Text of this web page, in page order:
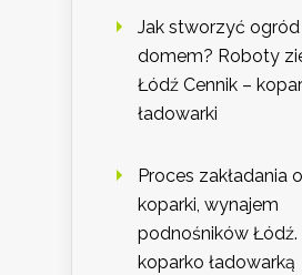
Jak stworzyć
domem? Roboty
Łódź Cennik –
ładowarki
Proces zakładania
koparki, wynajem
podnośników Łódź.
koparko ładowarką